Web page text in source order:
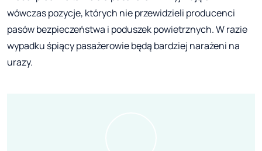
wówczas pozycje, których nie przewidzieli producenci
pasów bezpieczeństwa i poduszek powietrznych. W razie
wypadku śpiący pasażerowie będą bardziej narażeni na
urazy.